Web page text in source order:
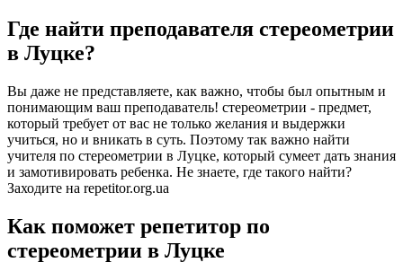
Где найти преподавателя стереометрии
в Луцке?
Вы даже не представляете, как важно, чтобы был опытным и
понимающим ваш преподаватель! стереометрии - предмет,
который требует от вас не только желания и выдержки
учиться, но и вникать в суть. Поэтому так важно найти
учителя по стереометрии в Луцке, который сумеет дать знания
и замотивировать ребенка. Не знаете, где такого найти?
Заходите на repetitor.org.ua
Как поможет репетитор по
стереометрии в Луцке